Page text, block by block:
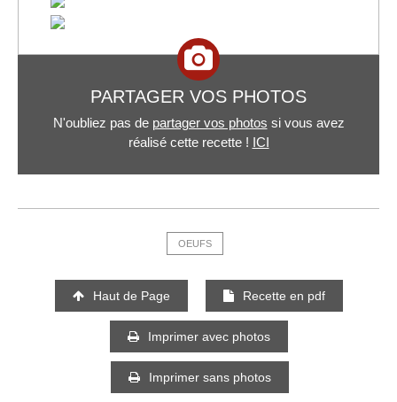
PARTAGER VOS PHOTOS
N'oubliez pas de partager vos photos si vous avez
réalisé cette recette ! ICI
OEUFS
Haut de Page Recette en pdf
Imprimer avec photos
Imprimer sans photos